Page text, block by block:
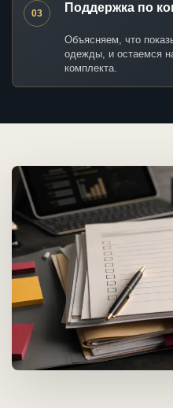
03 Поддержка по
Объясняем, что
одежды, и остаемся
комплекта.